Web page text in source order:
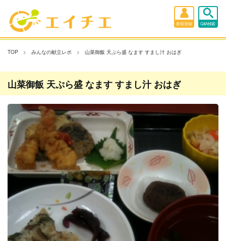
新規登録 Q&A検索
TOP みんなの献立レポ 山菜御飯 天ぷら盛 なます すまし汁 おはぎ
山菜御飯 天ぷら盛 なます すまし汁 おはぎ